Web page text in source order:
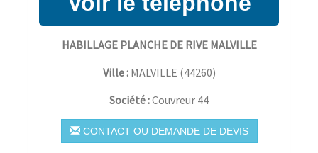
HABILLAGE PLANCHE DE RIVE MALVILLE
Ville : MALVILLE (44260)
Société :Couvreur 44
CONTACT OU DEMANDE DE DEVIS